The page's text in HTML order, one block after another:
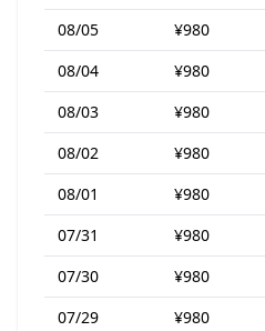
08/05
¥980
08/04
¥980
08/03
¥980
08/02
¥980
08/01
¥980
07/31
¥980
07/30
¥980
07/29
¥980